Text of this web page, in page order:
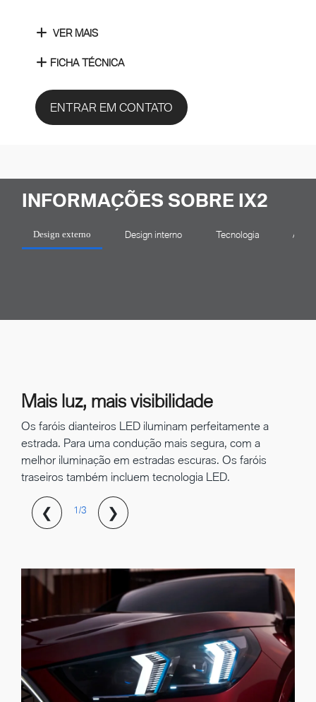
VER MAIS
FICHA TÉCNICA
ENTRAR EM CONTATO
INFORMAÇÕES SOBRE IX2
Design externo Design interno Tecnologia
Mais luz, mais visibilidade
Os faróis dianteiros LED iluminam perfeitamente a
estrada. Para uma condução mais segura, com a
melhor iluminação em estradas escuras. Os faróis
traseiros também incluem tecnologia LED.
❮ 1/3 ❯